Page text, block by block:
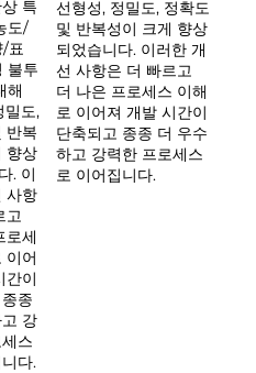
선형성, 정밀도, 정확도
및 반복성이 크게 향상
되었습니다. 이러한 개
선 사항은 더 빠르고
더 나은 프로세스 이해
로 이어져 개발 시간이
단축되고 종종 더 우수
하고 강력한 프로세스
로 이어집니다.
특
도/
/표
불투
해
밀도,
반복
향상
. 이
사항
고
로세
이어
간이
종
강
스
다.